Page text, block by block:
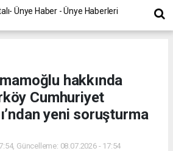
hakkında
Cumhuriyet
yeni soruşturma
Güncelleme: 08.07.2026 - 17:54